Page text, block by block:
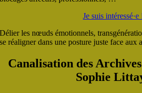
Je suis intéressé·e
Délier les nœuds émotionnels,
se réaligner dans une posture juste face aux
Canalisation des
Sophie